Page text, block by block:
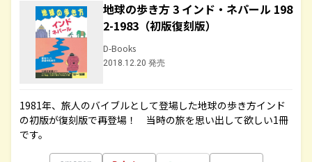
地球の歩き方 3 インド・ネパール 198
2-1983（初版復刻版）
D-Books
2018.12.20 発売
1981年、旅人のバイブルとして登場した地球の歩き方インド
の初版が復刻版で再登場！ 当時の旅を思い出して欲しい1冊
です。